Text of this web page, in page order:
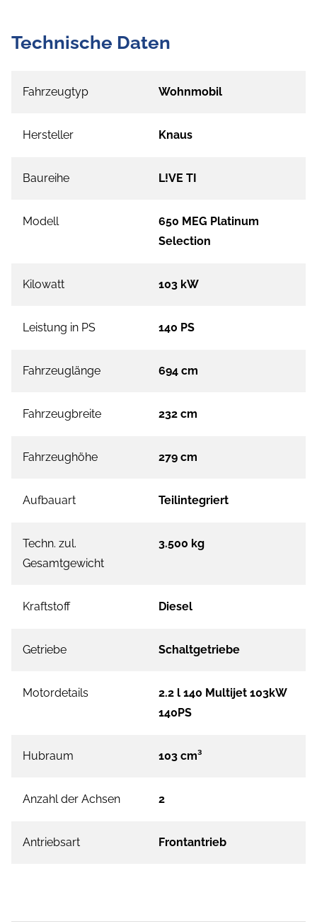
Technische Daten
Fahrzeugtyp Wohnmobil
Hersteller Knaus
Baureihe L!VE TI
Modell
650 MEG Platinum
Selection
Kilowatt 103 kW
Leistung in PS 140 PS
Fahrzeuglänge 694 cm
Fahrzeugbreite 232 cm
Fahrzeughöhe 279 cm
Aufbauart Teilintegriert
Techn. zul.
Gesamtgewicht
3.500 kg
Kraftstoff Diesel
Getriebe Schaltgetriebe
Motordetails
2.2 l 140 Multijet 103kW
140PS
Hubraum 103 cm³
Anzahl der Achsen 2
Antriebsart Frontantrieb